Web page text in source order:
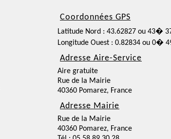
Coordonnées GPS
Latitude Nord : 43.62827 ou 43�
Longitude Ouest : 0.82834 ou 0�
Adresse Aire-Service
Aire gratuite
Rue de la Mairie
40360 Pomarez, France
Adresse Mairie
Rue de la Mairie
40360 Pomarez, France